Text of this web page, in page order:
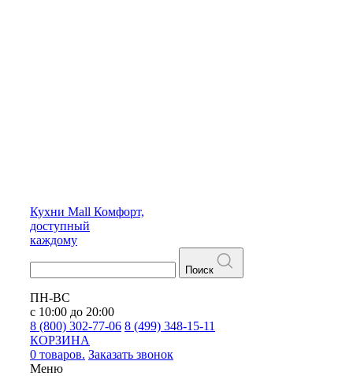
Кухни Mall Комфорт,
доступный
каждому
Поиск
ПН-ВС
с 10:00 до 20:00
8 (800) 302-77-06 8 (499) 348-15-11
КОРЗИНА
0 товаров. Заказать звонок
Меню